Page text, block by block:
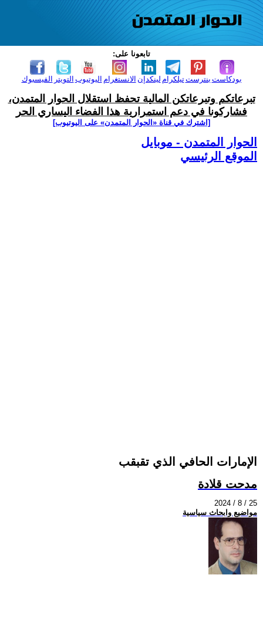
تابعونا على:
الفيسبوك التويتر اليوتيوب الانستغرام لينكدإن تيلكرامبنترست بودكاست
تبرعاتكم وتبرعاتكن المالية تحفظ استقلال الحوار المتمدن،
فشاركونا في دعم استمرارية هذا الفضاء اليساري الحر
[اشترك في قناة ‫«الحوار المتمدن» على اليوتيوب]
الحوار المتمدن - موبايل
الموقع الرئيسي
الإمارات الحافي الذي تقبقب
مدحت قلادة
2024 / 8 / 25
مواضيع وابحاث سياسية